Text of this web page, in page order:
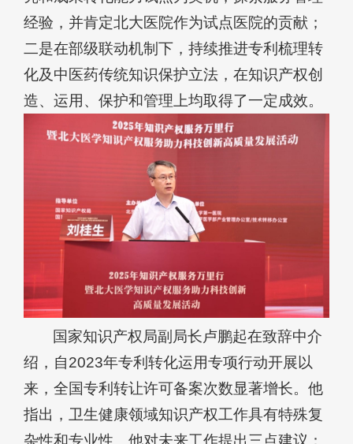
经验，并肯定北大医院作为试点医院的贡献；
二是在部级联动机制下，持续推进专利梳理转
化及中医药传统知识保护立法，在知识产权创
造、运用、保护和管理上均取得了一定成效。
国家知识产权局副局长卢鹏起在致辞中介
绍，自2023年专利转化运用专项行动开展以
来，全国专利转让许可备案次数显著增长。他
指出，卫生健康领域知识产权工作具有特殊复
杂性和专业性。他对未来工作提出三点建议：